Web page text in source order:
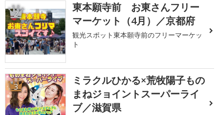
2
東本願寺前 お東さんフリー
マーケット（4月）／京都府
観光スポット東本願寺前のフリーマーケッ
ト
3
ミラクルひかる×荒牧陽子もの
まねジョイントスーパーライ
ブ／滋賀県